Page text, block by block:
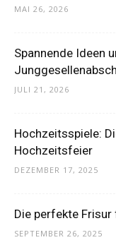
MAI 26, 2026
Spannende Ideen
JULI 21, 2026
Hochzeitsspiele:
Hochzeitsfeier
DEZEMBER 17, 2025
Die perfekte
SEPTEMBER 26, 2025